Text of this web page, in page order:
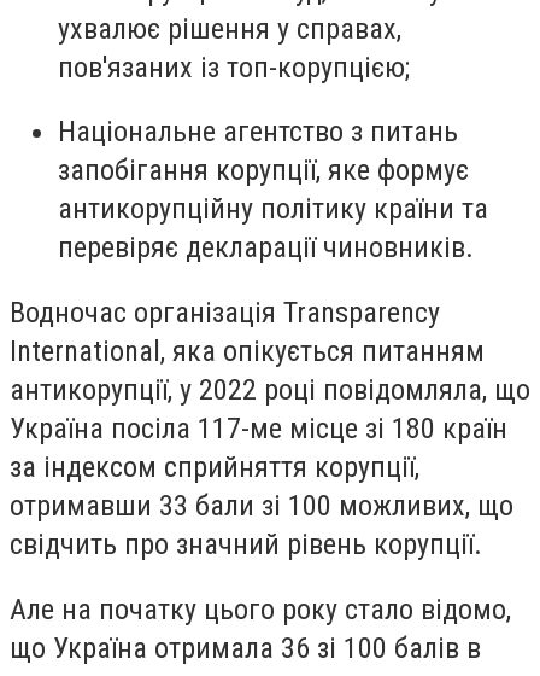
ухвалює рішення у справах,
пов'язаних із топ-корупцією;
Національне агентство з питань
запобігання корупції, яке формує
антикорупційну політику країни та
перевіряє декларації чиновників.
Водночас організація Transparency
International, яка опікується питанням
антикорупції, у 2022 році повідомляла, що
Україна посіла 117-ме місце зі 180 країн
за індексом сприйняття корупції,
отримавши 33 бали зі 100 можливих, що
свідчить про значний рівень корупції.
Але на початку цього року стало відомо,
що Україна отримала 36 зі 100 балів в